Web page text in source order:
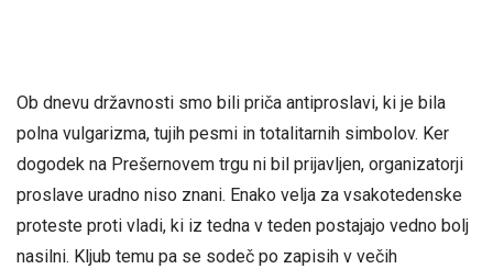
Ob dnevu državnosti smo bili priča antiproslavi, ki je bila
polna vulgarizma, tujih pesmi in totalitarnih simbolov. Ker
dogodek na Prešernovem trgu ni bil prijavljen, organizatorji
proslave uradno niso znani. Enako velja za vsakotedenske
proteste proti vladi, ki iz tedna v teden postajajo vedno bolj
nasilni. Kljub temu pa se sodeč po zapisih v večih